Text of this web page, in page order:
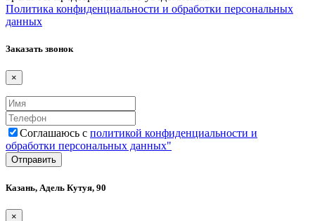
Политика конфиденциальности и обработки персональных
данных
Заказать звонок
×
Соглашаюсь с политикой конфиденциальности и
обработки персональных данных"
Казань, Адель Кутуя, 90
×